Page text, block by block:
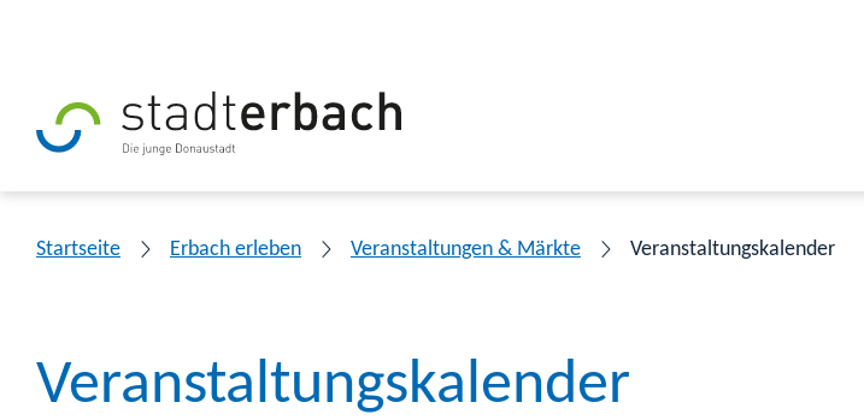
Startseite Erbach erleben Veranstaltungen & Märkte Veranstaltungskalender
Veranstaltungskalender